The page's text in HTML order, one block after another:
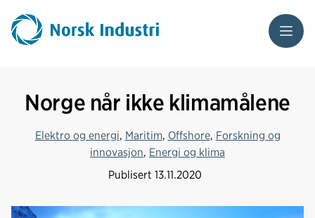
Meny
Norge når ikke klimamålene
Elektro og energi, Maritim, Offshore, Forskning og
innovasjon, Energi og klima
Publisert 13.11.2020